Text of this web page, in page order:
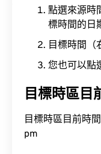
點選來源時
標時間的日
目標時間（
您也可以點
目標時區目
目標時區目前時
pm